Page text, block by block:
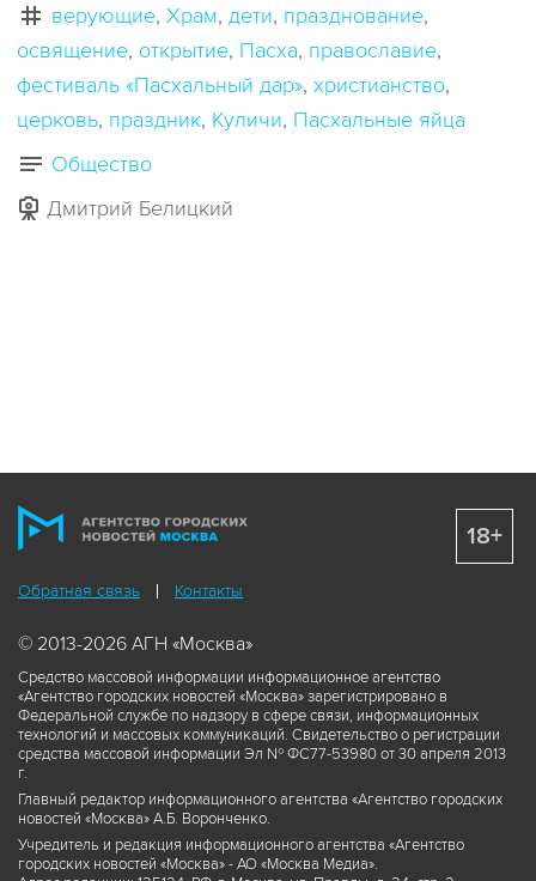
верующие Храм дети празднование
освящение открытие Пасха православие
фестиваль «Пасхальный дар» христианство
церковь праздник Куличи Пасхальные яйца
Общество
Дмитрий Белицкий
Обратная связь Контакты
© 2013-2026 АГН «Москва»
Средство массовой информации информационное агентство
«Агентство городских новостей «Москва» зарегистрировано в
Федеральной службе по надзору в сфере связи, информационных
технологий и массовых коммуникаций. Свидетельство о регистрации
средства массовой информации Эл № ФС77-53980 от 30 апреля 2013
г.
Главный редактор информационного агентства «Агентство городских
новостей «Москва» А.Б. Воронченко.
Учредитель и редакция информационного агентства «Агентство
городских новостей «Москва» - АО «Москва Медиа».
18+